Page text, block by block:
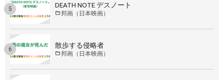
DEATH NOTE デスノート
邦画（日本映画）
散歩する侵略者
邦画（日本映画）